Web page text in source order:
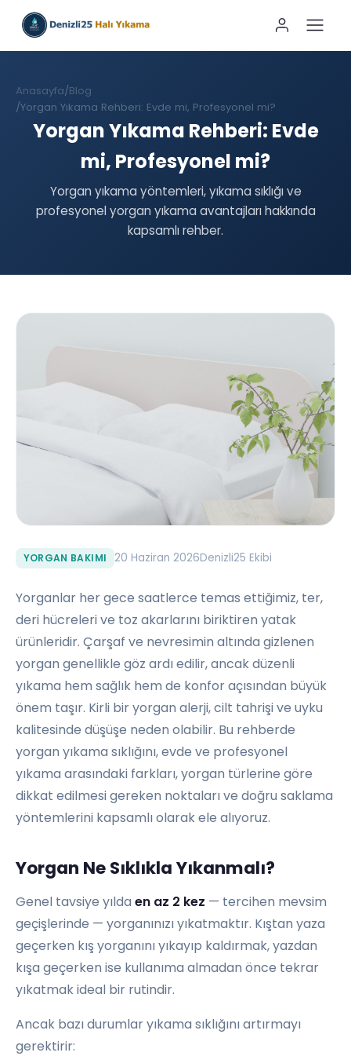
Anasayfa Blog
Yorgan Yıkama Rehberi: Evde mi, Profesyonel mi?
Yorgan Yıkama Rehberi: Evde
mi, Profesyonel mi?
Yorgan yıkama yöntemleri, yıkama sıklığı ve
profesyonel yorgan yıkama avantajları hakkında
kapsamlı rehber.
YORGAN BAKIMI 20 Haziran 2026Denizli25 Ekibi
Yorganlar her gece saatlerce temas ettiğimiz, ter,
deri hücreleri ve toz akarlarını biriktiren yatak
ürünleridir. Çarşaf ve nevresimin altında gizlenen
yorgan genellikle göz ardı edilir, ancak düzenli
yıkama hem sağlık hem de konfor açısından büyük
önem taşır. Kirli bir yorgan alerji, cilt tahrişi ve uyku
kalitesinde düşüşe neden olabilir. Bu rehberde
yorgan yıkama sıklığını, evde ve profesyonel
yıkama arasındaki farkları, yorgan türlerine göre
dikkat edilmesi gereken noktaları ve doğru saklama
yöntemlerini kapsamlı olarak ele alıyoruz.
Yorgan Ne Sıklıkla Yıkanmalı?
Genel tavsiye yılda en az 2 kez — tercihen mevsim
geçişlerinde — yorganınızı yıkatmaktır. Kıştan yaza
geçerken kış yorganını yıkayıp kaldırmak, yazdan
kışa geçerken ise kullanıma almadan önce tekrar
yıkatmak ideal bir rutindir.
Ancak bazı durumlar yıkama sıklığını artırmayı
gerektirir: